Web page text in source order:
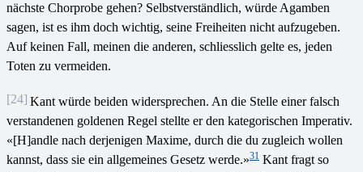
nächste Chorprobe gehen? Selbstverständlich, würde Agamben
sagen, ist es ihm doch wichtig, seine Freiheiten nicht aufzugeben.
Auf keinen Fall, meinen die anderen, schliesslich gelte es, jeden
Toten zu vermeiden.
[24] Kant würde beiden widersprechen. An die Stelle einer falsch
verstandenen goldenen Regel stellte er den kategorischen Imperativ.
«[H]andle nach derjenigen Maxime, durch die du zugleich wollen
kannst, dass sie ein allgemeines Gesetz werde.»31 Kant fragt so